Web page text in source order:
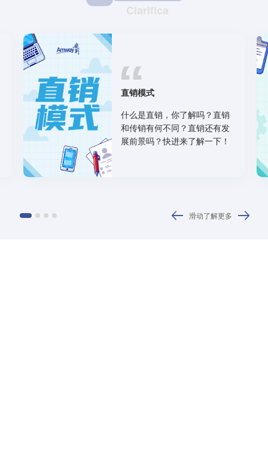
Clarifica
直销模式
什么是直销，你了解吗？直销
和传销有何不同？直销还有发
展前景吗？快进来了解一下！
滑动了解更多